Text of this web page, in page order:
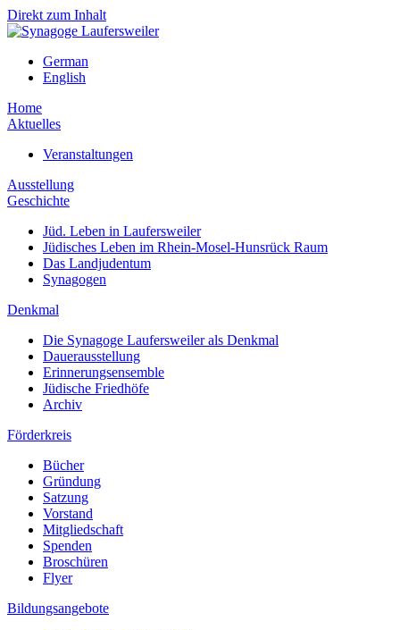
Direkt zum Inhalt
German
English
Home
Aktuelles
Veranstaltungen
Ausstellung
Geschichte
Jüd. Leben in Laufersweiler
Jüdisches Leben im Rhein-Mosel-Hunsrück Raum
Das Landjudentum
Synagogen
Denkmal
Die Synagoge Laufersweiler als Denkmal
Dauerausstellung
Erinnerungsensemble
Jüdische Friedhöfe
Archiv
Förderkreis
Bücher
Gründung
Satzung
Vorstand
Mitgliedschaft
Spenden
Broschüren
Flyer
Bildungsangebote